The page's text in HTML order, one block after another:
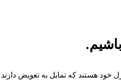
خود هستند که تمایل به تعویض